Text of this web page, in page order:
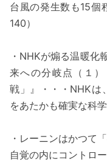
台風の発生数も15個
140）
・NHKが煽る温暖化
来への分岐点（１
戦」』・・・NHKは
をあたかも確実な科
・レーニンはかつて
自覚の内にコントロ